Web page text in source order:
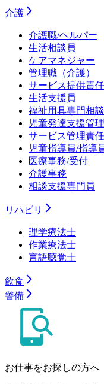
介護
介護職/ヘルパー
生活相談員
ケアマネジャー
管理職（介護）
サービス提供責
生活支援員
福祉用具専門相
児童発達支援管
サービス管理責
児童指導員/指導
医療事務/受付
介護事務
相談支援専門員
リハビリ
理学療法士
作業療法士
言語聴覚士
飲食
警備
お仕事をお探しの方へ